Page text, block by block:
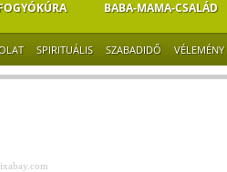
BABA-MAMA-CSALÁD
SPIRITUÁLIS SZABADIDŐ VÉLEMÉNY